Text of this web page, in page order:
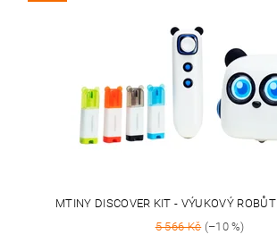
MTINY DISCOVER KIT - VÝUKOVÝ
5 566 Kč(–10 %)